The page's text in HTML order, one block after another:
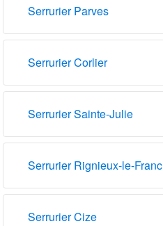
Serrurier Parves
Serrurier Corlier
Serrurier Sainte-Julie
Serrurier Rignieux-le-Franc
Serrurier Cize